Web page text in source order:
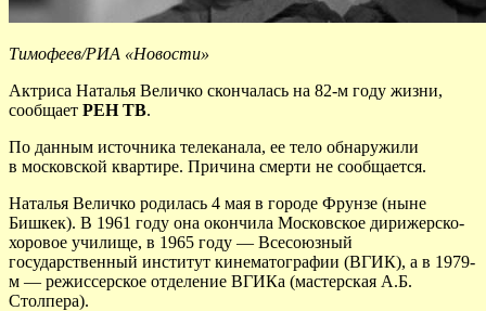
Тимофеев/РИА «Новости»
Актриса Наталья Величко скончалась на 82-м году жизни,
сообщает РЕН ТВ.
По данным источника телеканала, ее тело обнаружили
в московской квартире. Причина смерти не сообщается.
Наталья Величко родилась 4 мая в городе Фрунзе (ныне
Бишкек). В 1961 году она окончила Московское дирижерско-
хоровое училище, в 1965 году — Всесоюзный
государственный институт кинематографии (ВГИК), а в 1979-
м — режиссерское отделение ВГИКа (мастерская А.Б.
Столпера).